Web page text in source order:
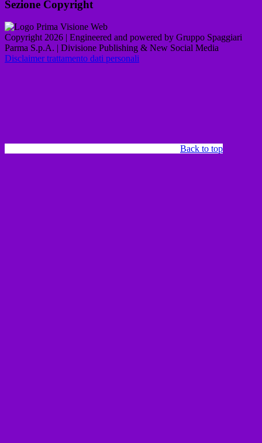
Sezione Copyright
Copyright 2026 | Engineered and powered by Gruppo Spaggiari
Parma S.p.A. | Divisione Publishing & New Social Media
Disclaimer trattamento dati personali
Back to top